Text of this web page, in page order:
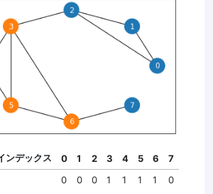
ンデックス 0 1 2 3 4 5 6 7
0 0 0 1 1 1 1 0